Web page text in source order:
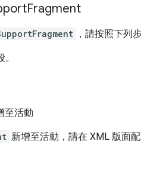
Fragment
，請按照下列
至活動
新增至活動，請在 XML 版面配